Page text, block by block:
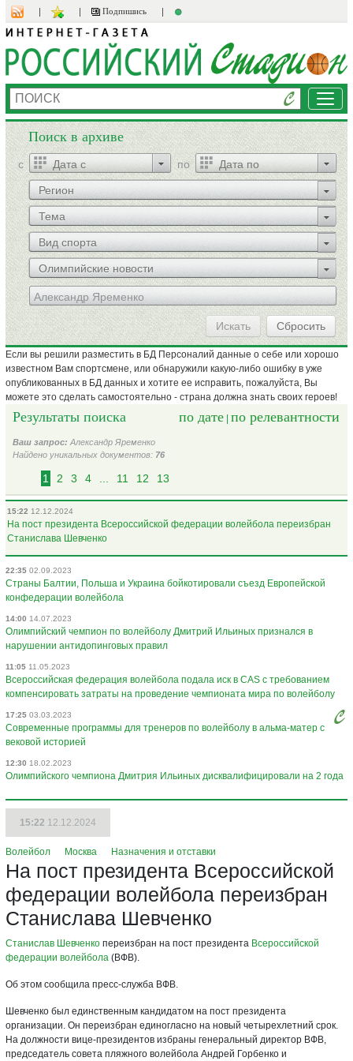
Подпишись
Поиск в архиве
c по
Регион
Тема
Вид спорта
Олимпийские новости
Искать Сбросить
Если вы решили разместить в БД Персоналий данные о себе или хорошо
известном Вам спортсмене, или обнаружили какую-либо ошибку в уже
опубликованных в БД данных и хотите ее исправить, пожалуйста, Вы
можете это сделать самостоятельно - страна должна знать своих героев!
Результаты поиска по дате по релевантности
Ваш запрос: Александр Яременко
Найдено уникальных документов: 76
1 2 3 4 ... 11 12 13
15:22 12.12.2024
На пост президента Всероссийской федерации волейбола переизбран
Станислава Шевченко
22:35 02.09.2023
Страны Балтии, Польша и Украина бойкотировали съезд Европейской
конфедерации волейбола
14:00 14.07.2023
Олимпийский чемпион по волейболу Дмитрий Ильиных признался в
нарушении антидопинговых правил
11:05 11.05.2023
Всероссийская федерация волейбола подала иск в CAS с требованием
компенсировать затраты на проведение чемпионата мира по волейболу
17:25 03.03.2023
Современные программы для тренеров по волейболу в альма-матер с
вековой историей
12:30 18.02.2023
Олимпийского чемпиона Дмитрия Ильиных дисквалифицировали на 2 года
15:22 12.12.2024
Волейбол Москва Назначения и отставки
На пост президента Всероссийской
федерации волейбола переизбран
Станислава Шевченко
Станислав Шевченко переизбран на пост президента Всероссийской
федерации волейбола (ВФВ).
Об этом сообщила пресс-служба ВФВ.
Шевченко был единственным кандидатом на пост президента
организации. Он переизбран единогласно на новый четырехлетний срок.
На должности вице-президентов избраны генеральный директор ВФВ,
председатель совета пляжного волейбола Андрей Горбенко и